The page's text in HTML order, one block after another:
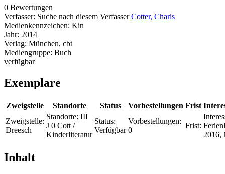
0 Bewertungen
Verfasser: Suche nach diesem Verfasser Cotter, Charis
Medienkennzeichen: Kin
Jahr: 2014
Verlag: München, cbt
Mediengruppe: Buch
verfügbar
Exemplare
Zweigstelle Standorte Status Vorbestellungen Frist
Zweigstelle:
Dreesch
Standorte: III
J 0 Cott /
Kinderliteratur
Status:
Verfügbar
Vorbestellungen:
0
Frist:
2016,
Inhalt